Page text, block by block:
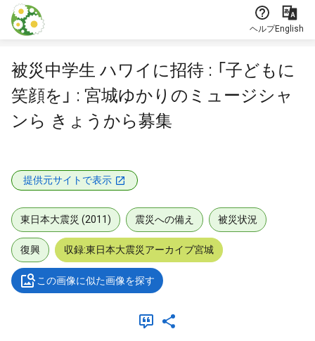
本文に飛ぶ
ヘルプEnglish
被災中学生 ハワイに招待 : 「子どもに
笑顔を」 : 宮城ゆかりのミュージシャ
ンら きょうから募集
提供元サイトで表示
東日本大震災 (2011) 震災への備え 被災状況
復興 収録:東日本大震災アーカイブ宮城
この画像に似た画像を探す